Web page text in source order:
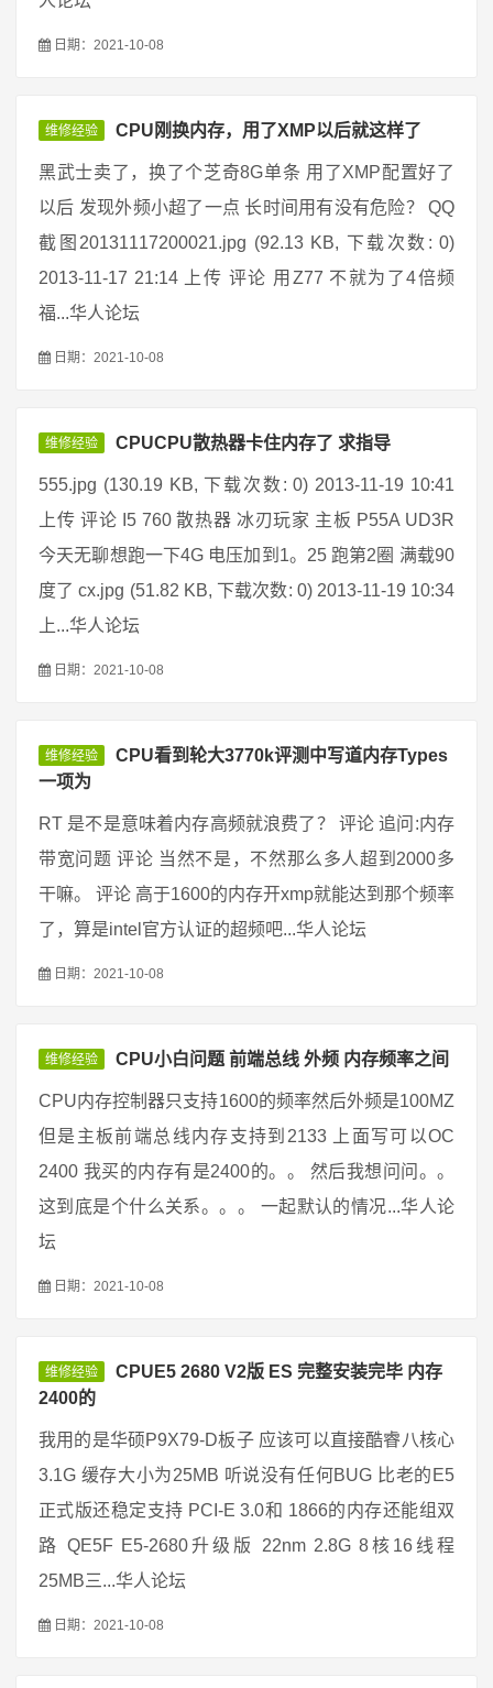
日期：2021-10-08
维修经验 CPU刚换内存，用了XMP以后就这样了
黑武士卖了，换了个芝奇8G单条 用了XMP配置好了
以后 发现外频小超了一点 长时间用有没有危险？ QQ
截图20131117200021.jpg (92.13 KB, 下载次数: 0)
2013-11-17 21:14 上传 评论 用Z77 不就为了4倍频
福...华人论坛
日期：2021-10-08
维修经验 CPUCPU散热器卡住内存了 求指导
555.jpg (130.19 KB, 下载次数: 0) 2013-11-19 10:41
上传 评论 I5 760 散热器 冰刃玩家 主板 P55A UD3R
今天无聊想跑一下4G 电压加到1。25 跑第2圈 满载90
度了 cx.jpg (51.82 KB, 下载次数: 0) 2013-11-19 10:34
上...华人论坛
日期：2021-10-08
维修经验
CPU看到轮大3770k评测中写道内存Types
一项为
RT 是不是意味着内存高频就浪费了？ 评论 追问:内存
带宽问题 评论 当然不是，不然那么多人超到2000多
干嘛。 评论 高于1600的内存开xmp就能达到那个频率
了，算是intel官方认证的超频吧...华人论坛
日期：2021-10-08
维修经验 CPU小白问题 前端总线 外频 内存频率之间
CPU内存控制器只支持1600的频率然后外频是100MZ
但是主板前端总线内存支持到2133 上面写可以OC
2400 我买的内存有是2400的。。 然后我想问问。。
这到底是个什么关系。。。 一起默认的情况...华人论
坛
日期：2021-10-08
维修经验
CPUE5 2680 V2版 ES 完整安装完毕 内存
2400的
我用的是华硕P9X79-D板子 应该可以直接酷睿八核心
3.1G 缓存大小为25MB 听说没有任何BUG 比老的E5
正式版还稳定支持 PCI-E 3.0和 1866的内存还能组双
路 QE5F E5-2680升级版 22nm 2.8G 8核16线程
25MB三...华人论坛
日期：2021-10-08